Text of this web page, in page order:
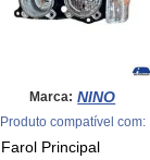
Produto compatível com:
2019 Cromado Nino
- 2751079